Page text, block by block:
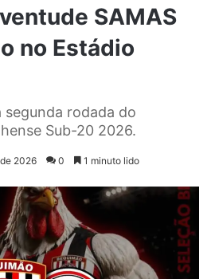
SAMAS
no Estádio
segunda rodada do
Sub-20 2026.
2026 0 1 minuto lido